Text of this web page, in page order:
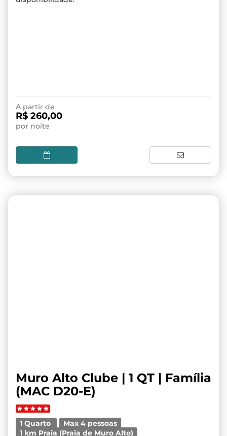
A partir de
R$ 260,00
por noite
Muro Alto Clube | 1 QT | Família
(MAC D20-E)
1 Quarto
Max 4 pessoas
1 km Praia (Praia de Muro Alto)